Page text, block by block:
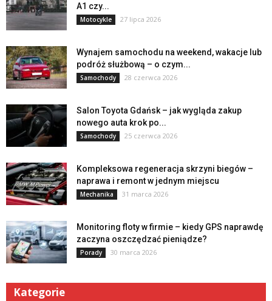
A1 czy...
Motocykle 27 lipca 2026
Wynajem samochodu na weekend, wakacje lub
podróż służbową – o czym...
Samochody 28 czerwca 2026
Salon Toyota Gdańsk – jak wygląda zakup
nowego auta krok po...
Samochody 25 czerwca 2026
Kompleksowa regeneracja skrzyni biegów –
naprawa i remont w jednym miejscu
Mechanika 31 marca 2026
Monitoring floty w firmie – kiedy GPS naprawdę
zaczyna oszczędzać pieniądze?
Porady 30 marca 2026
Kategorie